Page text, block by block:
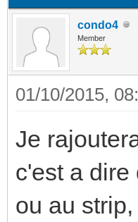
condo4
Member
01/10/2015,
Je
c'est a
ou au